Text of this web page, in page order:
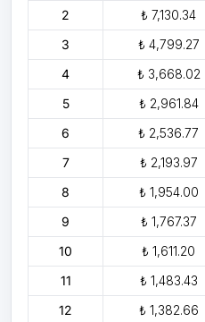
2 ₺ 7,130.34
3
₺ 4,799.27
4
₺ 3,668.02
5
₺ 2,961.84
6
₺ 2,536.77
7
₺ 2,193.97
8
₺ 1,954.00
9
₺ 1,767.37
10
₺ 1,611.20
11
₺ 1,483.43
12
₺ 1,382.66